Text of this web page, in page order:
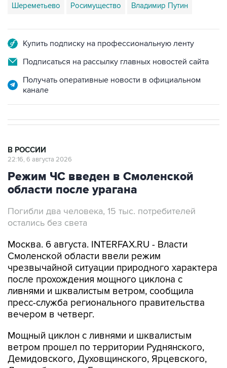
Шереметьево Росимущество Владимир Путин
Купить подписку на профессиональную ленту
Подписаться на рассылку главных новостей сайта
Получать оперативные новости в официальном
канале
В РОССИИ
22:16, 6 августа 2026
Режим ЧС введен в Смоленской
области после урагана
Погибли два человека, 15 тыс. потребителей
остались без света
Москва. 6 августа. INTERFAX.RU - Власти
Смоленской области ввели режим
чрезвычайной ситуации природного характера
после прохождения мощного циклона с
ливнями и шквалистым ветром, сообщила
пресс-служба регионального правительства
вечером в четверг.
Мощный циклон с ливнями и шквалистым
ветром прошел по территории Руднянского,
Демидовского, Духовщинского, Ярцевского,